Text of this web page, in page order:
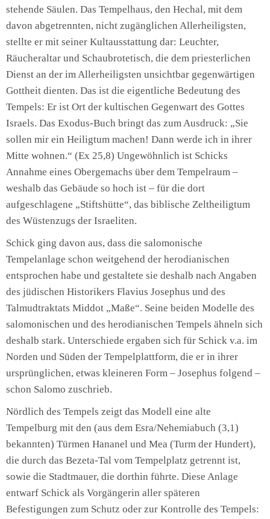
stehende Säulen. Das Tempelhaus, den Hechal, mit dem
davon abgetrennten, nicht zugänglichen Allerheiligsten,
stellte er mit seiner Kultausstattung dar: Leuchter,
Räucheraltar und Schaubrotetisch, die dem priesterlichen
Dienst an der im Allerheiligsten unsichtbar gegenwärtigen
Gottheit dienten. Das ist die eigentliche Bedeutung des
Tempels: Er ist Ort der kultischen Gegenwart des Gottes
Israels. Das Exodus-Buch bringt das zum Ausdruck: „Sie
sollen mir ein Heiligtum machen! Dann werde ich in ihrer
Mitte wohnen.“ (Ex 25,8) Ungewöhnlich ist Schicks
Annahme eines Obergemachs über dem Tempelraum –
weshalb das Gebäude so hoch ist – für die dort
aufgeschlagene „Stiftshütte“, das biblische Zeltheiligtum
des Wüstenzugs der Israeliten.
Schick ging davon aus, dass die salomonische
Tempelanlage schon weitgehend der herodianischen
entsprochen habe und gestaltete sie deshalb nach Angaben
des jüdischen Historikers Flavius Josephus und des
Talmudtraktats Middot „Maße“. Seine beiden Modelle des
salomonischen und des herodianischen Tempels ähneln sich
deshalb stark. Unterschiede ergaben sich für Schick v.a. im
Norden und Süden der Tempelplattform, die er in ihrer
ursprünglichen, etwas kleineren Form – Josephus folgend –
schon Salomo zuschrieb.
Nördlich des Tempels zeigt das Modell eine alte
Tempelburg mit den (aus dem Esra/Nehemiabuch (3,1)
bekannten) Türmen Hananel und Mea (Turm der Hundert),
die durch das Bezeta-Tal vom Tempelplatz getrennt ist,
sowie die Stadtmauer, die dorthin führte. Diese Anlage
entwarf Schick als Vorgängerin aller späteren
Befestigungen zum Schutz oder zur Kontrolle des Tempels: